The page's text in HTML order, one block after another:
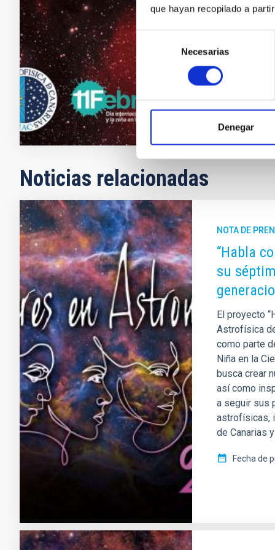
que hayan recopilado a
consentimiento
Necesarias
Denegar
fomentar
realización
de
Noticias relacionadas
NOTA DE
“Habla
su
El proyecto
Astrofísica
como parte
Niña en la
busca crear
así como
a seguir sus
astrofísicas,
de Canarias
Fecha de